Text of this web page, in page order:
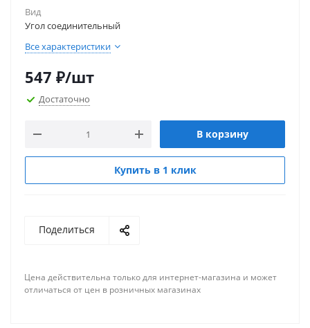
Вид
Угол соединительный
Все характеристики
547 ₽/шт
Достаточно
В корзину
Купить в 1 клик
Поделиться
Цена действительна только для интернет-магазина и может
отличаться от цен в розничных магазинах